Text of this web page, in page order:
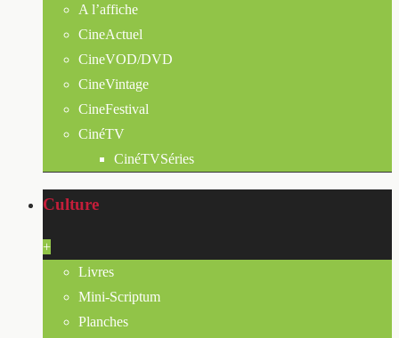
A l’affiche
CineActuel
CineVOD/DVD
CineVintage
CineFestival
CinéTV
CinéTVSéries
Culture
+
Livres
Mini-Scriptum
Planches